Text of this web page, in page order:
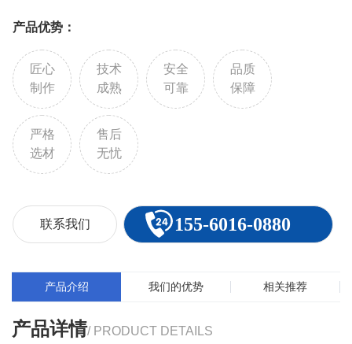
板(HK-02)，后侧红色砂纹板(YG-03)+黑色砂纹板(YG-
轿门：缎纹不锈钢 地板：FL-P40(白色PVC) 操作
盘：BD-D2F1
产品优势：
匠心
制作
技术
成熟
安全
可靠
品质
保障
严格
选材
售后
无忧
联系我们 155-6016-0880
产品介绍 我们的优势 相关推荐
产品详情/ PRODUCT DETAILS